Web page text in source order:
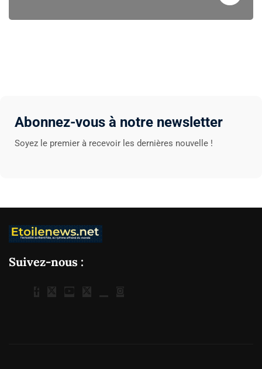
Abonnez-vous à notre newsletter
Soyez le premier à recevoir les dernières nouvelle !
Suivez-nous :